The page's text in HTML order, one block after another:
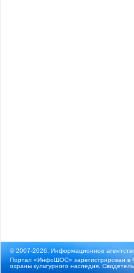
© 2007-2026, Информационное
Портал «ИнфоШОС» зарегистрирован в
охраны культурного наследия.